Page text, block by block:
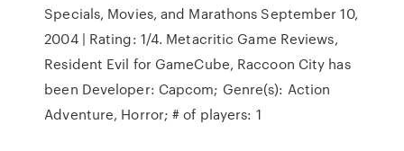
Specials, Movies, and Marathons September 10,
2004 | Rating: 1/4. Metacritic Game Reviews,
Resident Evil for GameCube, Raccoon City has
been Developer: Capcom; Genre(s): Action
Adventure, Horror; # of players: 1